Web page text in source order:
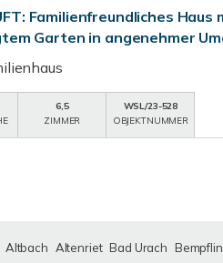
Familienfreundliches
Garten in angenehmer
6,5
ZIMMER
WSL/23-528
OBJEKTNUMMER
Altbach Altenriet Bad Urach